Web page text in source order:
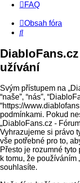
FAQ
Obsah fóra
Hledat
užívání
Svým přístupem na
“naše”, “nás”,
“https://
podmínkami. Pokud
„DiabloFans.cz -
Vyhrazujeme si právo
vše potřebné pro to,
Přesto je rozumné
k tomu, že používáním
souhlasíte.